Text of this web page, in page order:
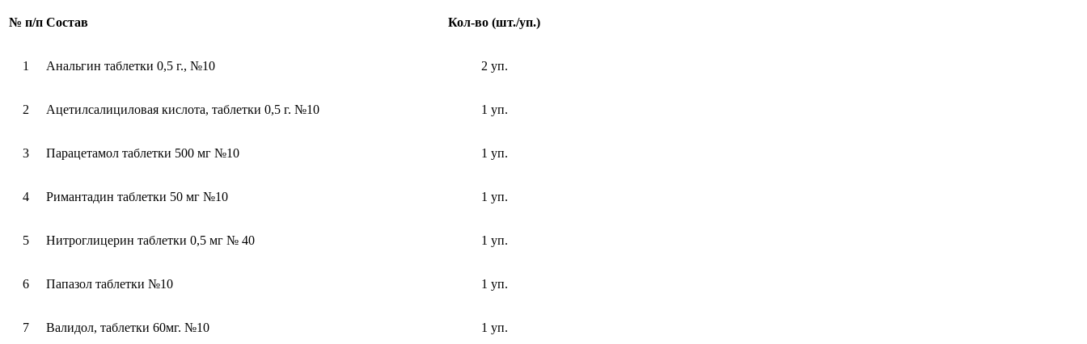
№ п/п Состав Кол-во (шт./уп.)
1 Анальгин таблетки 0,5 г., №10 2 уп.
2 Ацетилсалициловая кислота, таблетки 0,5 г. №10 1 уп.
3 Парацетамол таблетки 500 мг №10 1 уп.
4 Римантадин таблетки 50 мг №10 1 уп.
5 Нитроглицерин таблетки 0,5 мг № 40 1 уп.
6 Папазол таблетки №10 1 уп.
7 Валидол, таблетки 60мг. №10 1 уп.